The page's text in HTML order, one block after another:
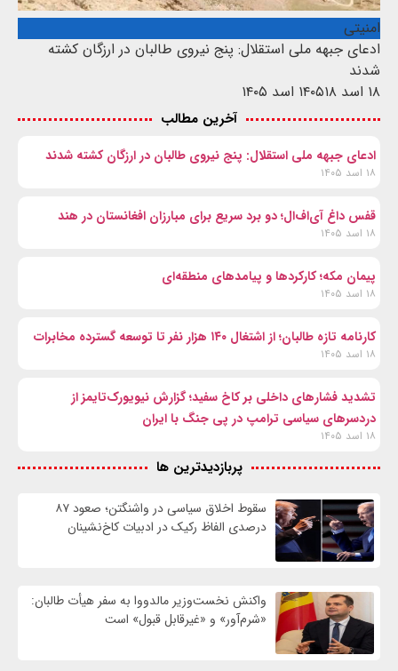
امنیتی
ادعای جبهه ملی استقلال: پنج نیروی طالبان در ارزگان کشته
شدند
۱۸ اسد ۱۴۰۵
۱۸ اسد ۱۴۰۵
آخرین مطالب
ادعای جبهه ملی استقلال: پنج نیروی طالبان در ارزگان کشته شدند
۱۸ اسد ۱۴۰۵
قفس داغ آی‌اف‌ال؛ دو برد سریع برای مبارزان افغانستان در هند
۱۸ اسد ۱۴۰۵
پیمان مکه؛ کارکردها و پیامدهای منطقه‌ای
۱۸ اسد ۱۴۰۵
کارنامه تازه طالبان؛ از اشتغال ۱۴۰ هزار نفر تا توسعه گسترده مخابرات
۱۸ اسد ۱۴۰۵
تشدید فشارهای داخلی بر کاخ سفید؛ گزارش نیویورک‌تایمز از
دردسرهای سیاسی ترامپ در پی جنگ با ایران
۱۸ اسد ۱۴۰۵
پربازدیدترین ها
سقوط اخلاق سیاسی در واشنگتن؛ صعود ۸۷
درصدی الفاظ رکیک در ادبیات کاخ‌نشینان
واکنش نخست‌وزیر مالدووا به سفر هیأت طالبان:
«شرم‌آور» و «غیرقابل قبول» است